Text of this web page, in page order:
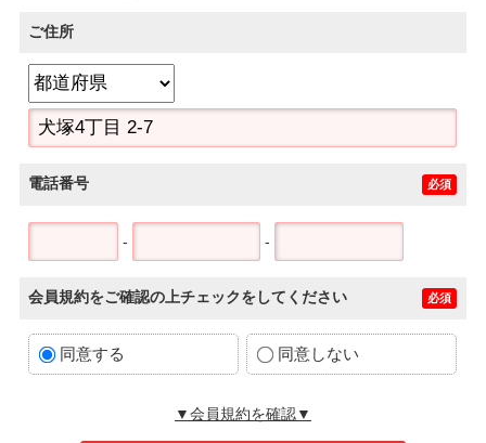
ご住所
電話番号 必須
- -
会員規約をご確認の上チェックをしてください 必須
同意する 同意しない
▼会員規約を確認▼